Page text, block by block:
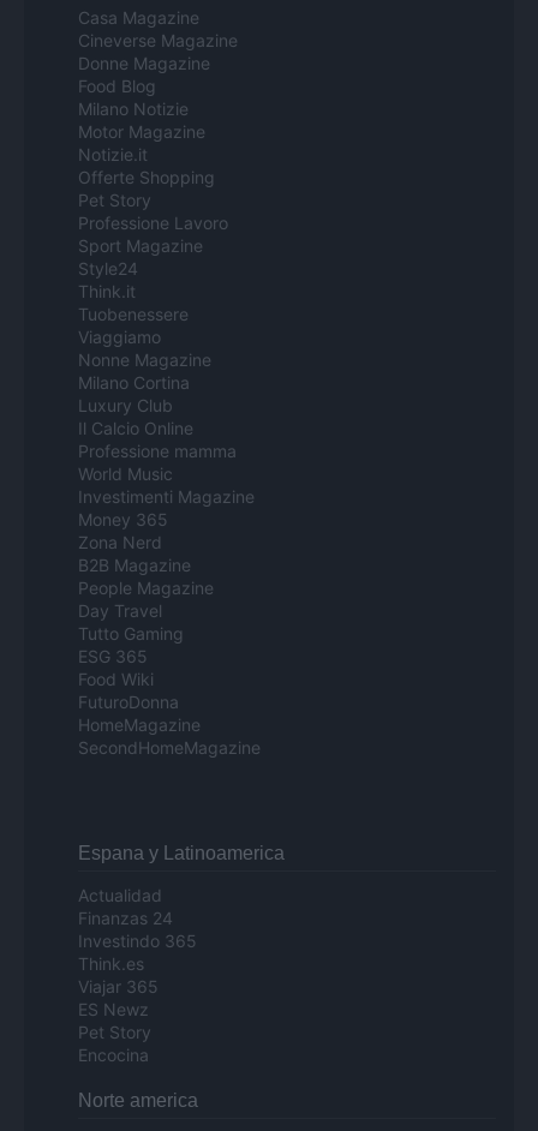
Casa Magazine
Cineverse Magazine
Donne Magazine
Food Blog
Milano Notizie
Motor Magazine
Notizie.it
Offerte Shopping
Pet Story
Professione Lavoro
Sport Magazine
Style24
Think.it
Tuobenessere
Viaggiamo
Nonne Magazine
Milano Cortina
Luxury Club
Il Calcio Online
Professione mamma
World Music
Investimenti Magazine
Money 365
Zona Nerd
B2B Magazine
People Magazine
Day Travel
Tutto Gaming
ESG 365
Food Wiki
FuturoDonna
HomeMagazine
SecondHomeMagazine
Espana y Latinoamerica
Actualidad
Finanzas 24
Investindo 365
Think.es
Viajar 365
ES Newz
Pet Story
Encocina
Norte america